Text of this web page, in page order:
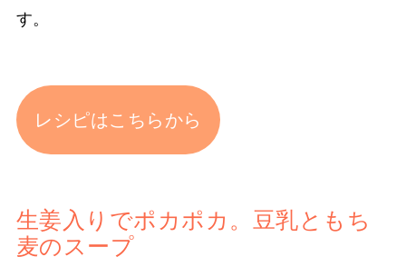
す。
レシピはこちらから
生姜入りでポカポカ。豆乳ともち
麦のスープ